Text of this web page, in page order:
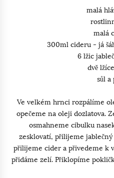
malá
malá
300ml cideru - já
6 lžic
dvě
sůl a
Ve velkém hrnci rozpálíme
opečeme na oleji dozlatova.
osmahneme cibulku
zesklovatí, přilijeme
přilijeme cider a přivedeme k
přidáme zelí. Přiklopíme